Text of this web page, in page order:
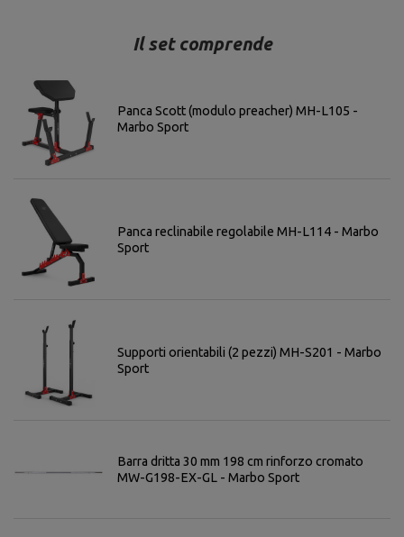
Il set comprende
Panca Scott (modulo preacher) MH-L105 -
Marbo Sport
Panca reclinabile regolabile MH-L114 - Marbo
Sport
Supporti orientabili (2 pezzi) MH-S201 - Marbo
Sport
Barra dritta 30 mm 198 cm rinforzo cromato
MW-G198-EX-GL - Marbo Sport